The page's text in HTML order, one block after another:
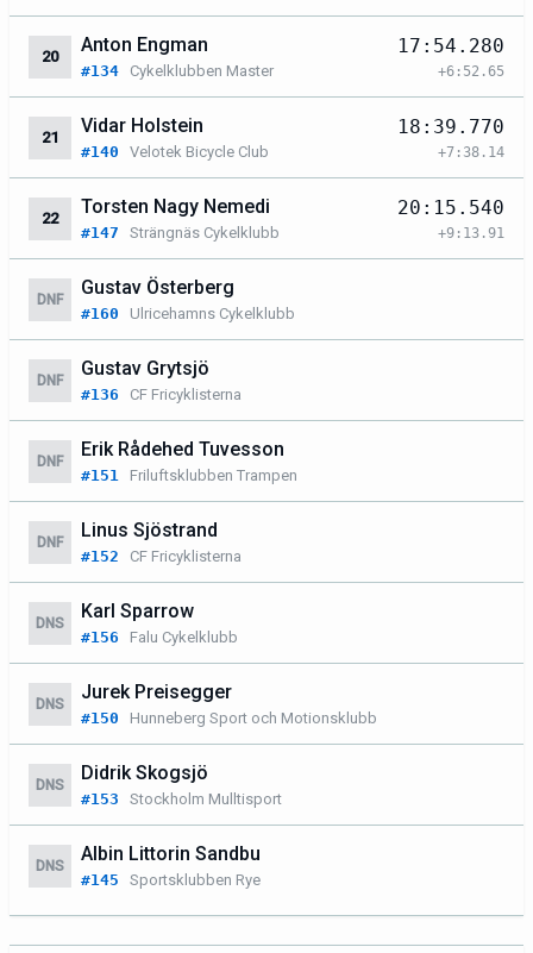
20
Anton Engman
#134 Cykelklubben Master
17:54.280
+6:52.65
21
Vidar Holstein
#140 Velotek Bicycle Club
18:39.770
+7:38.14
22
Torsten Nagy Nemedi
#147 Strängnäs Cykelklubb
20:15.540
+9:13.91
DNF
Gustav Österberg
#160 Ulricehamns Cykelklubb
DNF
Gustav Grytsjö
#136 CF Fricyklisterna
DNF
Erik Rådehed Tuvesson
#151 Friluftsklubben Trampen
DNF
Linus Sjöstrand
#152 CF Fricyklisterna
DNS
Karl Sparrow
#156 Falu Cykelklubb
DNS
Jurek Preisegger
#150 Hunneberg Sport och Motionsklubb
DNS
Didrik Skogsjö
#153 Stockholm Mulltisport
DNS
Albin Littorin Sandbu
#145 Sportsklubben Rye